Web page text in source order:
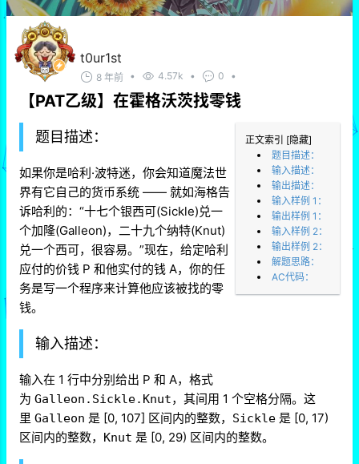
t0ur1st
8 年前 • 4.57k • 0 •
【PAT乙级】在霍格沃茨找零钱
正文索引 [隐藏]
题目描述：
输入描述：
输出描述：
输入样例 1：
输出样例 1：
输入样例 2：
输出样例 2：
解题思路：
AC代码：
题目描述：
如果你是哈利·波特迷，你会知道魔法世
界有它自己的货币系统 —— 就如海格告
诉哈利的：“十七个银西可(Sickle)兑一
个加隆(Galleon)，二十九个纳特(Knut)
兑一个西可，很容易。”现在，给定哈利
应付的价钱 P 和他实付的钱 A，你的任
务是写一个程序来计算他应该被找的零
钱。
输入描述：
输入在 1 行中分别给出 P 和 A，格式
为 Galleon.Sickle.Knut，其间用 1 个空格分隔。这
里 Galleon 是 [0, 10​7​​] 区间内的整数， Sickle 是 [0, 17)
区间内的整数， Knut 是 [0, 29) 区间内的整数。